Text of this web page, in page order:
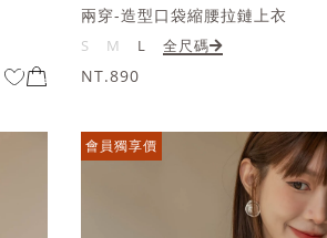
兩穿-造型口袋縮腰拉鏈上衣
S M L 全尺碼
NT.890
會員獨享價